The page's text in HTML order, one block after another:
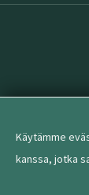
Käytämme
kanssa, jotka